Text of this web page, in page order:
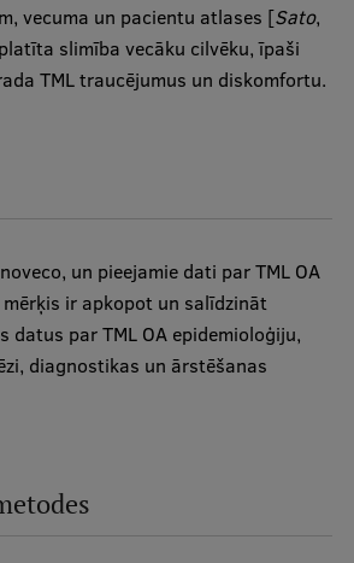
sadarbība
vecuma un pacientu atlases [Sato,
slimība vecāku cilvēku, īpaši
TML traucējumus un diskomfortu.
un pieejamie dati par TML OA
ir apkopot un salīdzināt
datus par TML OA epidemioloģiju,
diagnostikas un ārstēšanas